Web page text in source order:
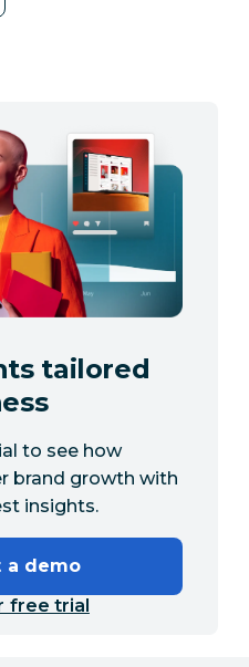
tailored
to see how
brand growth with
insights.
a demo
free trial